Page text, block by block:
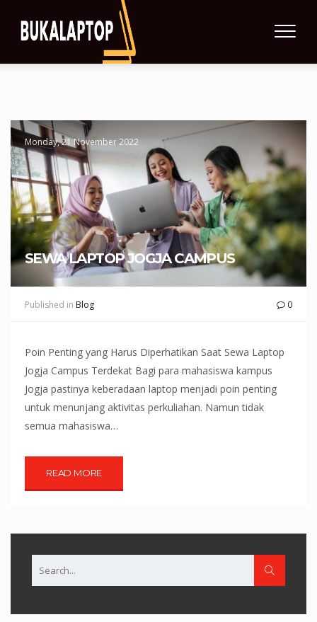
SEWA LAPTOP JOGJA CAMPUS
Monday, 21 November 2022
Published in Blog 0
Poin Penting yang Harus Diperhatikan Saat Sewa Laptop
Jogja Campus Terdekat Bagi para mahasiswa kampus
Jogja pastinya keberadaan laptop menjadi poin penting
untuk menunjang aktivitas perkuliahan. Namun tidak
semua mahasiswa…
READ MORE